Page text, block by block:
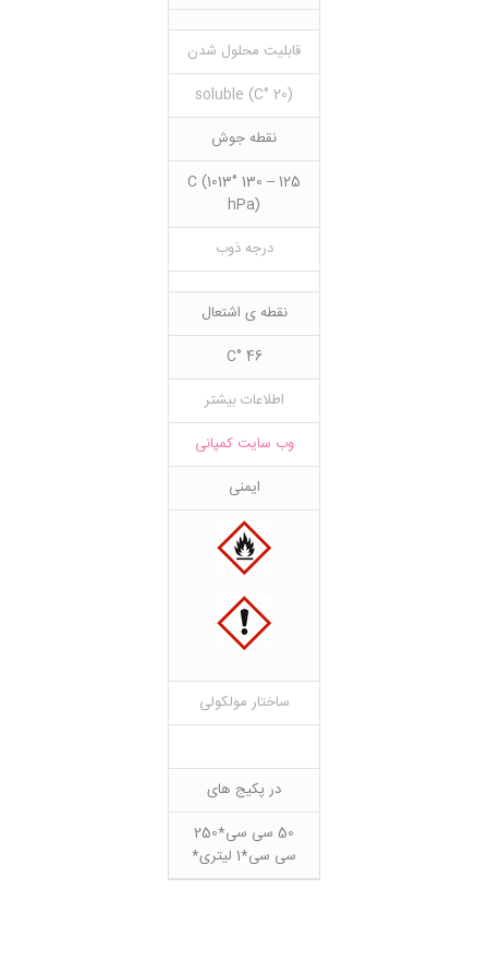
قابلیت محلول شدن
(20 °C) soluble
نقطه جوش
125 – 130 °C (1013
hPa)
درجه ذوب
نقطه ی اشتعال
46 °C
اطلاعات بیشتر
وب سایت کمپانی
ایمنی
ساختار مولکولی
در پکیج های
50 سی سی*250
سی سی*1 لیتری*